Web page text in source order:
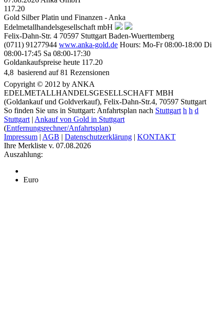
117.20
Gold Silber Platin und Finanzen - Anka
Edelmetallhandelsgesellschaft mbH
Felix-Dahn-Str. 4 70597 Stuttgart Baden-Wuerttemberg
(0711) 91277944 www.anka-gold.de Hours: Mo-Fr 08:00-18:00 Di
08:00-17:45 Sa 08:00-17:30
Goldankaufspreise heute 117.20
4,8  basierend auf81 Rezensionen
Copyright © 2012 by ANKA
EDELMETALLHANDELSGESELLSCHAFT MBH
(Goldankauf und Goldverkauf), Felix-Dahn-Str.4, 70597 Stuttgart
So finden Sie uns in Stuttgart: Anfahrtsplan nach Stuttgart h h d
Stuttgart | Ankauf von Gold in Stuttgart
(Entfernungsrechner/Anfahrtsplan)
Impressum | AGB | Datenschutzerklärung | KONTAKT
Ihre Merkliste v. 07.08.2026
Auszahlung:
Euro